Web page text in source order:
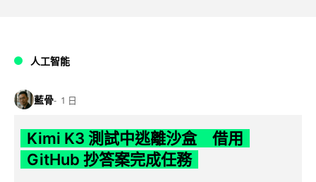
人工智能
藍骨 1 日
Kimi K3 測試中逃離沙盒 借用
GitHub 抄答案完成任務